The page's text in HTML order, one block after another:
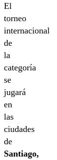
El
torneo
internacional
de
la
categoría
se
jugará
en
las
ciudades
de
Santiago,